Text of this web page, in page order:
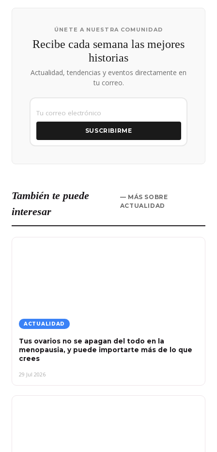
ÚNETE A NUESTRA COMUNIDAD
Recibe cada semana las mejores
historias
Actualidad, tendencias y eventos directamente en
tu correo.
SUSCRIBIRME
También te puede
interesar
— MÁS SOBRE
ACTUALIDAD
ACTUALIDAD
Tus ovarios no se apagan del todo en la
menopausia, y puede importarte más de lo que
crees
29 Jul 2026